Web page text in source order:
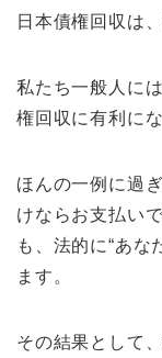
日本債権回収は
私たち一般人に
権回収に有利に
ほんの一例に過
けならお支払い
も、法的に“あな
ます。
その結果として